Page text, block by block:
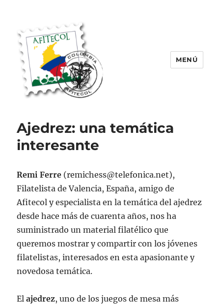
Temática en Colombia | 2008 –
2025
MENÚ
Ajedrez: una temática
interesante
Remi Ferre (remichess@telefonica.net),
Filatelista de Valencia, España, amigo de
Afitecol y especialista en la temática del ajedrez
desde hace más de cuarenta años, nos ha
suministrado un material filatélico que
queremos mostrar y compartir con los jóvenes
filatelistas, interesados en esta apasionante y
novedosa temática.
Elajedrez, uno de los juegos de mesa más